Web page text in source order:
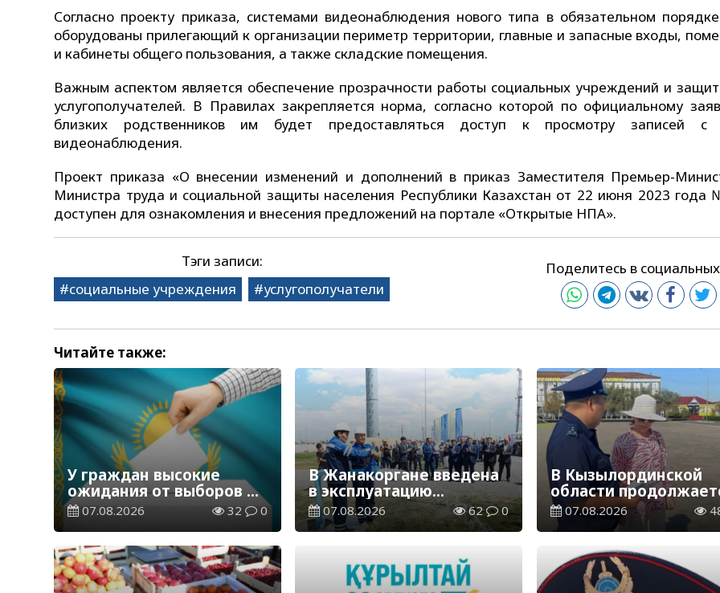
Согласно проекту приказа, системами видеонаблюдения нового типа в обязательном
оборудованы прилегающий к организации периметр территории, главные и запасные входы,
и кабинеты общего пользования, а также складские помещения.
Важным аспектом является обеспечение прозрачности работы социальных учреждений и
услугополучателей. В Правилах закрепляется норма, согласно которой по официальному
близких родственников им будет предоставляться доступ к просмотру записей с
видеонаблюдения.
Проект приказа «О внесении изменений и дополнений в приказ Заместителя Премьер-
Министра труда и социальной защиты населения Республики Казахстан от 22 июня 2023 года
доступен для ознакомления и внесения предложений на портале «Открытые НПА».
Тэги записи:
социальные учреждения
услугополучатели
Поделитесь в
Читайте также:
У граждан высокие
ожидания от выборов в
Курултай – опрос
общественного мнения
07.08.2026 32 0
В Жанакоргане введена
в эксплуатацию
водораспределительная
станция
07.08.2026 62 0
В Кызылординской
области
экологическая акция
«Таза Қазақстан»
07.08.2026